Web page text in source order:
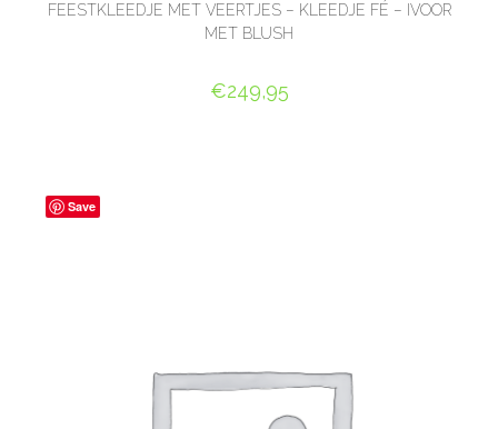
FEESTKLEEDJE MET VEERTJES – KLEEDJE FÉ – IVOOR
MET BLUSH
€249,95
Save